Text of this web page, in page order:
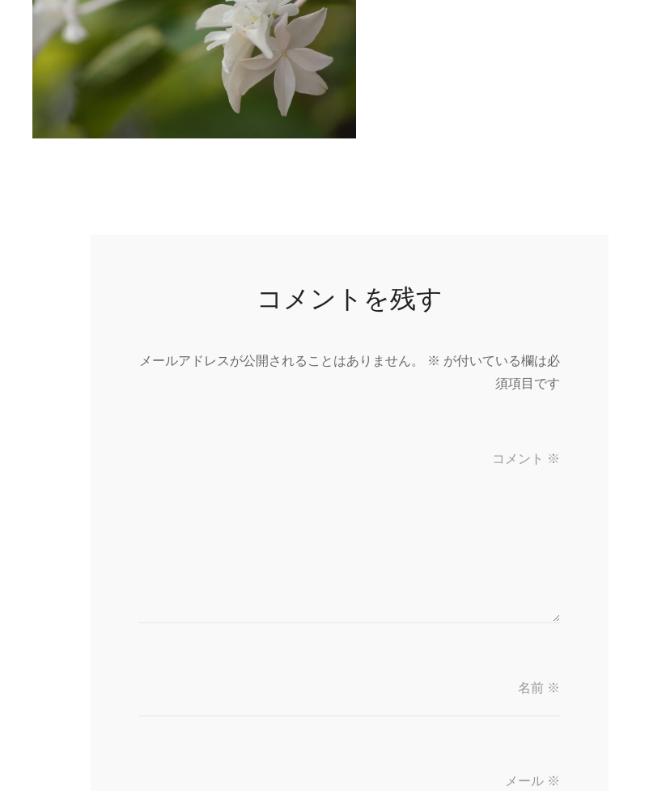
コメントを残す
メールアドレスが公開されることはありません。 ※ が付いている欄は必
須項目です
コメント ※
名前 ※
メール ※